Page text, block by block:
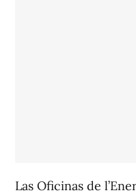
Las Oficinas de